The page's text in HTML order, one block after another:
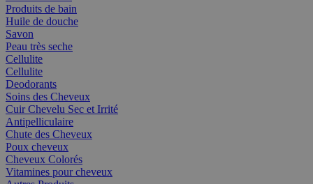
Produits de bain
Huile de douche
Savon
Peau très seche
Cellulite
Cellulite
Deodorants
Soins des Cheveux
Cuir Chevelu Sec et Irrité
Antipelliculaire
Chute des Cheveux
Poux cheveux
Cheveux Colorés
Vitamines pour cheveux